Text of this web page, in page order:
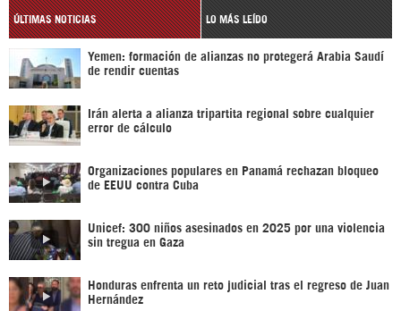
ÚLTIMAS NOTICIAS LO MÁS LEÍDO
Yemen: formación de alianzas no protegerá Arabia Saudí
de rendir cuentas
Irán alerta a alianza tripartita regional sobre cualquier
error de cálculo
Organizaciones populares en Panamá rechazan bloqueo
de EEUU contra Cuba
Unicef: 300 niños asesinados en 2025 por una violencia
sin tregua en Gaza
Honduras enfrenta un reto judicial tras el regreso de Juan
Hernández